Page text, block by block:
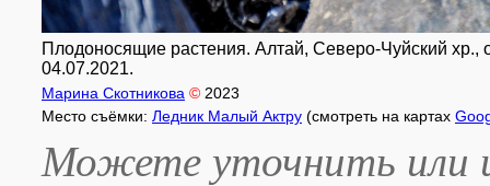
Плодоносящие растения. Алтай, Северо-Чуйский хр.,
04.07.2021.
Марина Скотникова © 2023
Место съёмки: Ледник Малый Актру (смотреть на картах
Можете уточнить или